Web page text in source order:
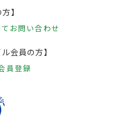
】
お問い合わせ
会員の方】
員登録